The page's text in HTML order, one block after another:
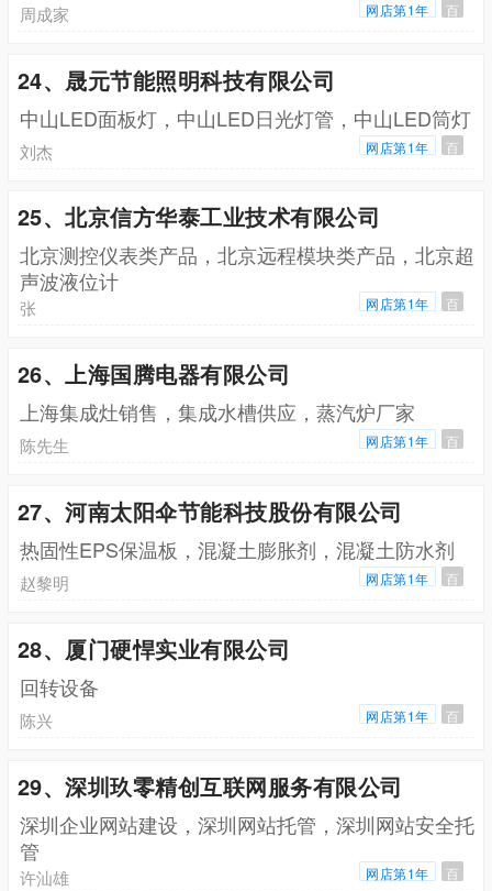
周成家 网店第1年 百
24、晟元节能照明科技有限公司
中山LED面板灯，中山LED日光灯管，中山LED筒灯
刘杰 网店第1年 百
25、北京信方华泰工业技术有限公司
北京测控仪表类产品，北京远程模块类产品，北京超
声波液位计
张 网店第1年 百
26、上海国腾电器有限公司
上海集成灶销售，集成水槽供应，蒸汽炉厂家
陈先生 网店第1年 百
27、河南太阳伞节能科技股份有限公司
热固性EPS保温板，混凝土膨胀剂，混凝土防水剂
赵黎明 网店第1年 百
28、厦门硬悍实业有限公司
回转设备
陈兴 网店第1年 百
29、深圳玖零精创互联网服务有限公司
深圳企业网站建设，深圳网站托管，深圳网站安全托
管
许汕雄 网店第1年 百